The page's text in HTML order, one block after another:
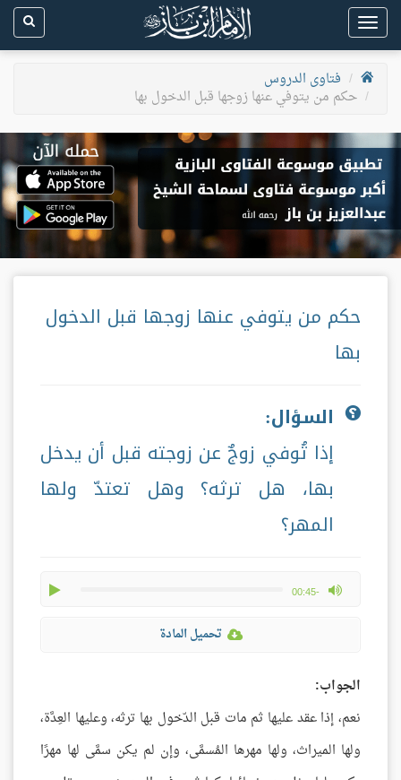
Toggle
navigation
فتاوى الدروس
حكم من يتوفي عنها زوجها قبل الدخول بها
حكم من يتوفي عنها زوجها قبل الدخول
بها
السؤال:
إذا تُوفي زوجٌ عن زوجته قبل أن يدخل
بها، هل ترثه؟ وهل تعتدّ ولها
المهر؟
-00:45
max volume
تحميل المادة
الجواب:
نعم، إذا عقد عليها ثم مات قبل الدّخول بها ترثه، وعليها العِدَّة،
ولها الميراث، ولها مهرها المُسمَّى، وإن لم يكن سمَّى لها مهرًا